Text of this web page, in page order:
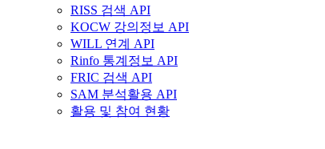
RISS 검색 API
KOCW 강의정보 API
WILL 연계 API
Rinfo 통계정보 API
FRIC 검색 API
SAM 분석활용 API
활용 및 참여 현황